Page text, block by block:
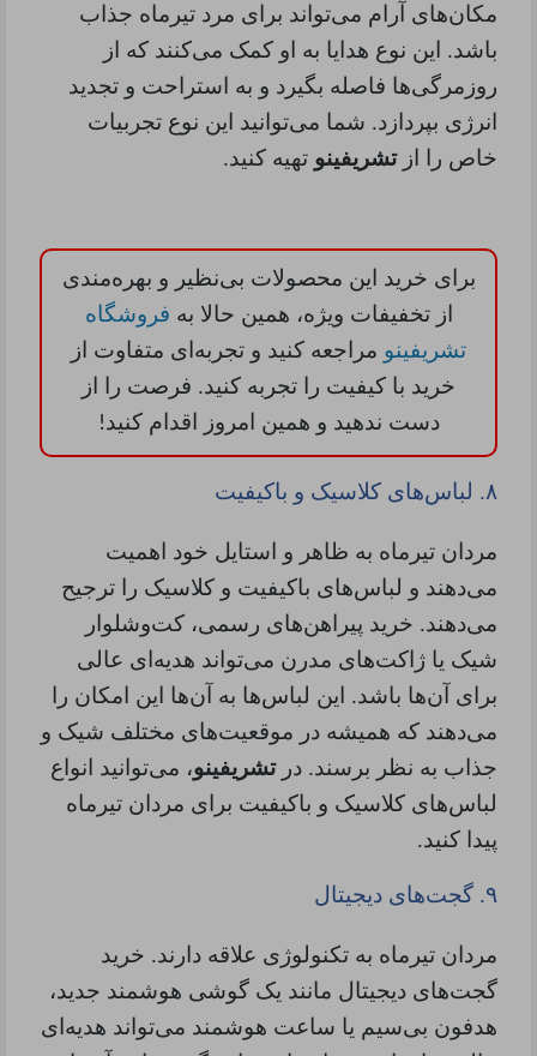
مکان‌های آرام می‌تواند برای مرد تیرماه جذاب
باشد. این نوع هدایا به او کمک می‌کنند که از
روزمرگی‌ها فاصله بگیرد و به استراحت و تجدید
انرژی بپردازد. شما می‌توانید این نوع تجربیات
خاص را ازتشریفینو تهیه کنید.
برای خرید این محصولات بی‌نظیر و بهره‌مندی
از تخفیفات ویژه، همین حالا به فروشگاه
تشریفینو مراجعه کنید و تجربه‌ای متفاوت از
خرید با کیفیت را تجربه کنید. فرصت را از
دست ندهید و همین امروز اقدام کنید!
۸. لباس‌های کلاسیک و باکیفیت
مردان تیرماه به ظاهر و استایل خود اهمیت
می‌دهند و لباس‌های باکیفیت و کلاسیک را ترجیح
می‌دهند. خرید پیراهن‌های رسمی، کت‌وشلوار
شیک یا ژاکت‌های مدرن می‌تواند هدیه‌ای عالی
برای آن‌ها باشد. این لباس‌ها به آن‌ها این امکان را
می‌دهند که همیشه در موقعیت‌های مختلف شیک و
جذاب به نظر برسند. درتشریفینو، می‌توانید انواع
لباس‌های کلاسیک و باکیفیت برای مردان تیرماه
پیدا کنید.
۹. گجت‌های دیجیتال
مردان تیرماه به تکنولوژی علاقه دارند. خرید
گجت‌های دیجیتال مانند یک گوشی هوشمند جدید،
هدفون بی‌سیم یا ساعت هوشمند می‌تواند هدیه‌ای